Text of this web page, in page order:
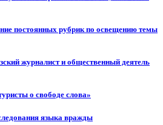
постоянных рубрик по освещению темы
журналист и общественный деятель
о свободе слова»
языка вражды